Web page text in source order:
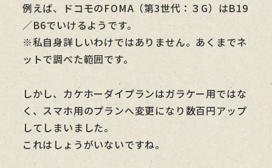
例えば、ドコモのFOMA（第3世代：３G）はB19
／B6でいけるようです。
※私自身詳しいわけではありません。あくまでネ
ットで調べた範囲です。
しかし、カケホーダイプランはガラケー用ではな
く、スマホ用のプランへ変更になり数百円アップ
してしまいました。
これはしょうがいないですね。